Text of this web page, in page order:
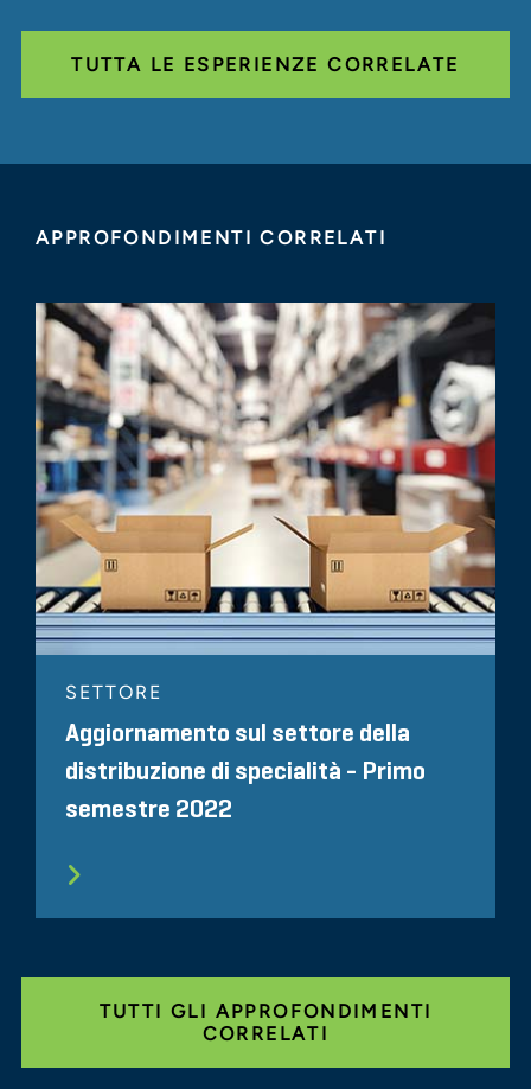
TUTTA LE ESPERIENZE CORRELATE
APPROFONDIMENTI CORRELATI
SETTORE
Aggiornamento sul settore della
distribuzione di specialità - Primo
semestre 2022
TUTTI GLI APPROFONDIMENTI
CORRELATI